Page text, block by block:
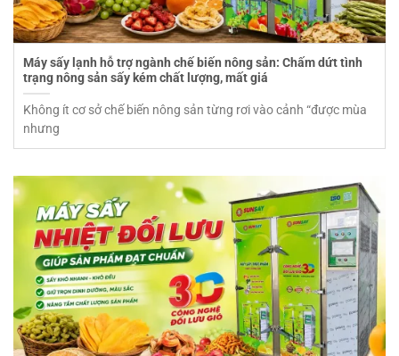
Máy sấy lạnh hỗ trợ ngành chế biến nông sản: Chấm dứt tình
trạng nông sản sấy kém chất lượng, mất giá
Không ít cơ sở chế biến nông sản từng rơi vào cảnh “được mùa
nhưng